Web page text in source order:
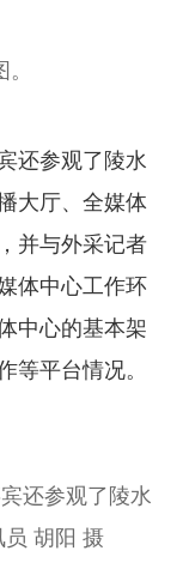
还参观了陵水
大厅、全媒体
并与外采记者
体中心工作环
中心的基本架
等平台情况。
还参观了陵水
胡阳 摄